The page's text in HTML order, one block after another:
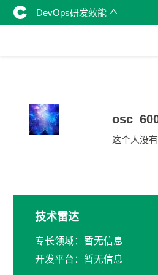
DevOps研发效能
这个人没有
技术雷达
专长领域：暂无信息
开发平台：暂无信息